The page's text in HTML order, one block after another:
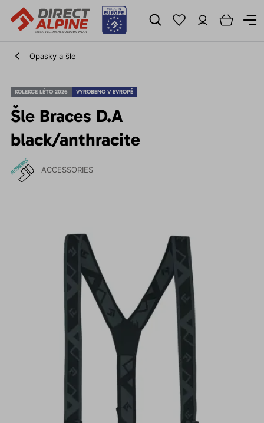
Opasky a šle
KOLEKCE LÉTO 2026 VYROBENO V EVROPĚ
Šle Braces D.A
black/anthracite
ACCESSORIES